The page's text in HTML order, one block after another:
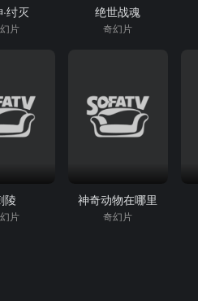
纣灭
片
绝世战魂
奇幻片
陵
片
神奇动物在哪里
奇幻片